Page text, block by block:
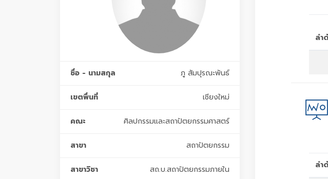
ชื่อ - นามสกุล ภู สัมปุรณะพันธ์
เขตพื่นที่ เชียงใหม่
คณะ ศิลปกรรมและสถาปัตยกรรมศาสตร์
สาขา สถาปัตยกรรม
สาขาวิชา สถ.บ.สถาปัตยกรรมภายใน
ลำ
ลำ